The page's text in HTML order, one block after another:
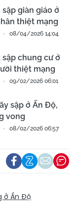
giàn giáo ở
thiệt mạng
08/04/2026 14:04
chung cư ở
thiệt mạng
09/02/2026 06:01
sập ở Ấn Độ,
vong
08/02/2026 06:57
ở Ấn Độ